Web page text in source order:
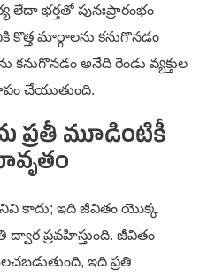
లేదా భర్తతో పునఃప్రారంభం
కొత్త మార్గాలను కనుగొనడం
అనేది రెండు వ్యక్తుల
చేయుతుంది.
ప్రతీ మూడింటికీ
కాదు; ఇది జీవితం యొక్క
ద్వార ప్రవహిస్తుంది. జీవితం
ఇది ప్రతి